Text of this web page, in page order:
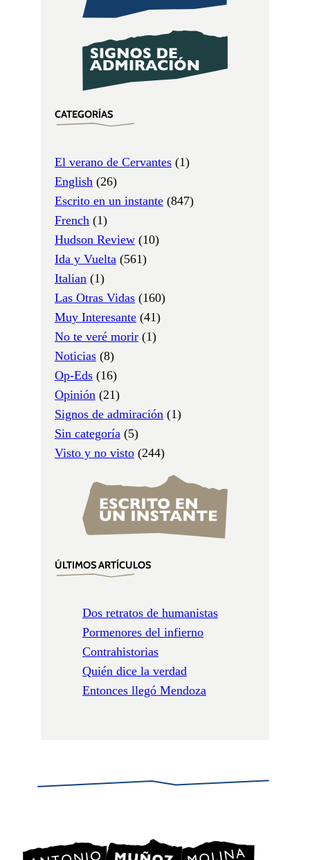
CATEGORÍAS
El verano de Cervantes (1)
English (26)
Escrito en un instante (847)
French (1)
Hudson Review (10)
Ida y Vuelta (561)
Italian (1)
Las Otras Vidas (160)
Muy Interesante (41)
No te veré morir (1)
Noticias (8)
Op-Eds (16)
Opinión (21)
Signos de admiración (1)
Sin categoría (5)
Visto y no visto (244)
ÚLTIMOS ARTÍCULOS
Dos retratos de humanistas
Pormenores del infierno
Contrahistorias
Quién dice la verdad
Entonces llegó Mendoza